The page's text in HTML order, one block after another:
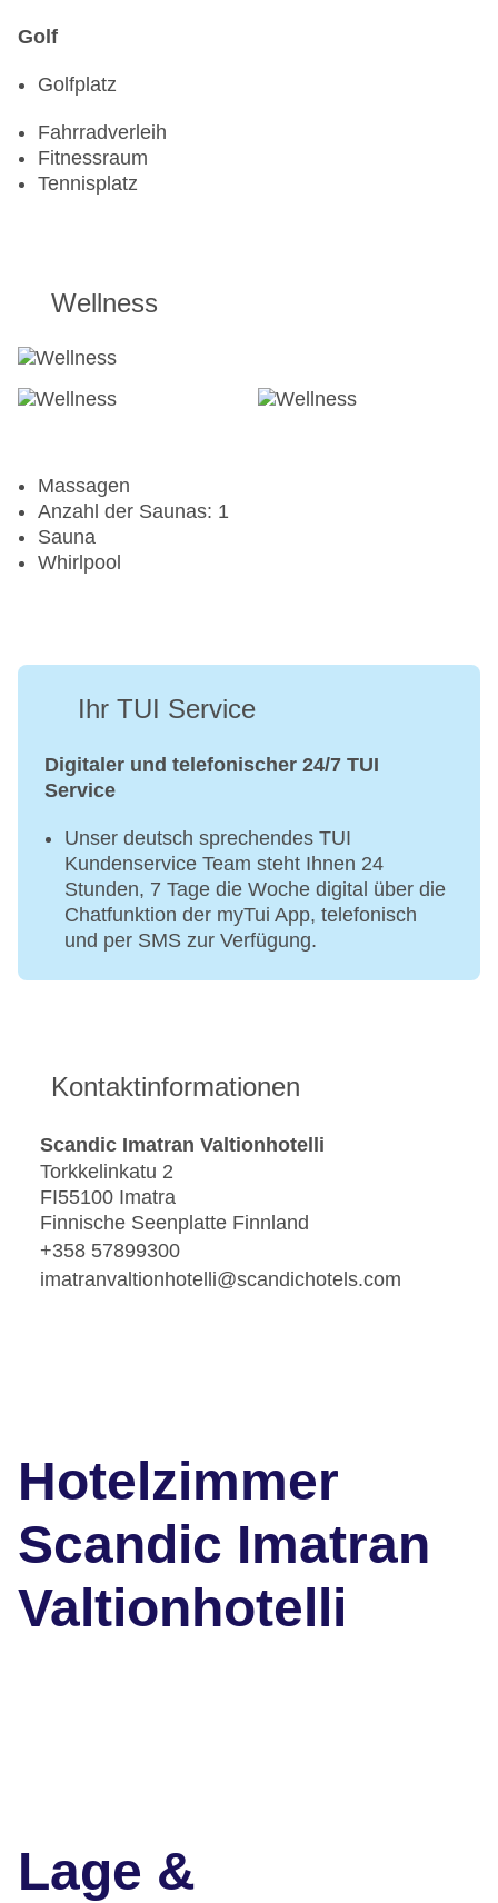
Golf
Golfplatz
Fahrradverleih
Fitnessraum
Tennisplatz
Wellness
Massagen
Anzahl der Saunas: 1
Sauna
Whirlpool
Ihr TUI Service
Digitaler und telefonischer 24/7 TUI
Service
Unser deutsch sprechendes TUI
Kundenservice Team steht Ihnen 24
Stunden, 7 Tage die Woche digital über die
Chatfunktion der myTui App, telefonisch
und per SMS zur Verfügung.
Kontaktinformationen
Scandic Imatran Valtionhotelli
Torkkelinkatu 2
FI55100 Imatra
Finnische Seenplatte Finnland
+358 57899300
imatranvaltionhotelli@scandichotels.com
Hotelzimmer
Scandic Imatran
Valtionhotelli
Lage &